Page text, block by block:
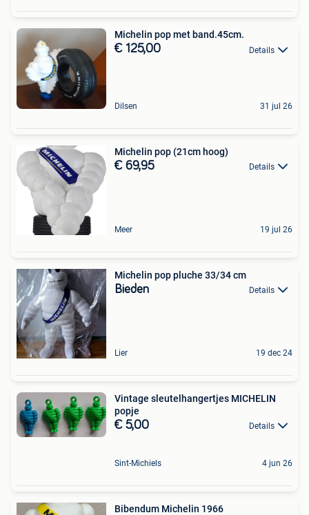
Michelin pop met band.45cm.
€ 125,00 Details
Dilsen 31 jul 26
Michelin pop (21cm hoog)
€ 69,95 Details
Meer 19 jul 26
Michelin pop pluche 33/34 cm
Bieden Details
Lier 19 dec 24
Vintage sleutelhangertjes MICHELIN
popje
€ 5,00 Details
Sint-Michiels 4 jun 26
Bibendum Michelin 1966